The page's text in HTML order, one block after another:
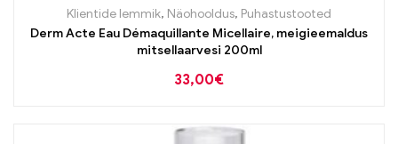
Klientide lemmik, Näohooldus, Puhastustooted
Derm Acte Eau Démaquillante Micellaire, meigieemaldus
mitsellaarvesi 200ml
33,00€